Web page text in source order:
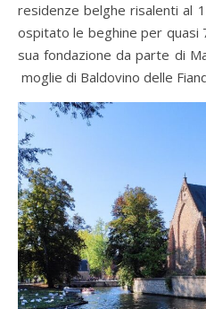
residenze belghe risalenti al
ospitato le beghine per quasi
sua fondazione da parte di
moglie di Baldovino delle